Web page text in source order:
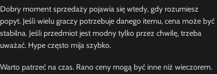
Dobry moment sprzedaży pojawia się wtedy, gdy rozumiesz
popyt. Jeśli wielu graczy potrzebuje danego itemu, cena może być
stabilna. Jeśli przedmiot jest modny tylko przez chwilę, trzeba
uważać. Hype często mija szybko.
Warto patrzeć na czas. Rano ceny mogą być inne niż wieczorem.